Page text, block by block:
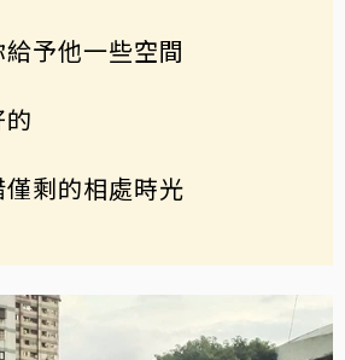
予他一些空間
剩的相處時光